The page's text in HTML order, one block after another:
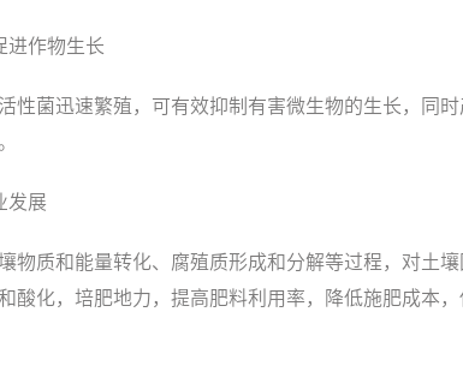
进作物生长
性菌迅速繁殖，可有效抑制有害微生物的生长，同
发展
物质和能量转化、腐殖质形成和分解等过程，对土
酸化，培肥地力，提高肥料利用率，降低施肥成本，